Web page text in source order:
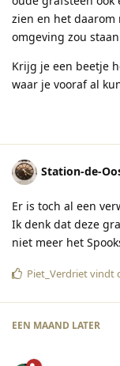
zien en het
omgeving zou
Krijg je een beetje
waar je vooraf al
Station-de-
Er is toch al een
Ik denk dat deze
niet meer het
Piet_Verdrietvindt
EEN MAAND LATER